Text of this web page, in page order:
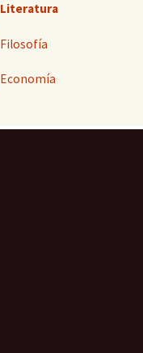
Literatura
Filosofía
Economía